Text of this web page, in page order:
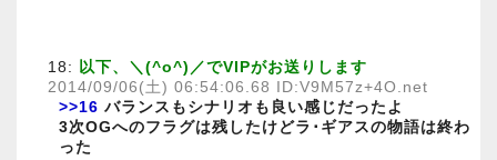
18: 以下、＼(^o^)／でVIPがお送りします
2014/09/06(土) 06:54:06.68 ID:V9M57z+4O.net
>>16 バランスもシナリオも良い感じだったよ
3次OGへのフラグは残したけどラ･ギアスの物語は終わ
った